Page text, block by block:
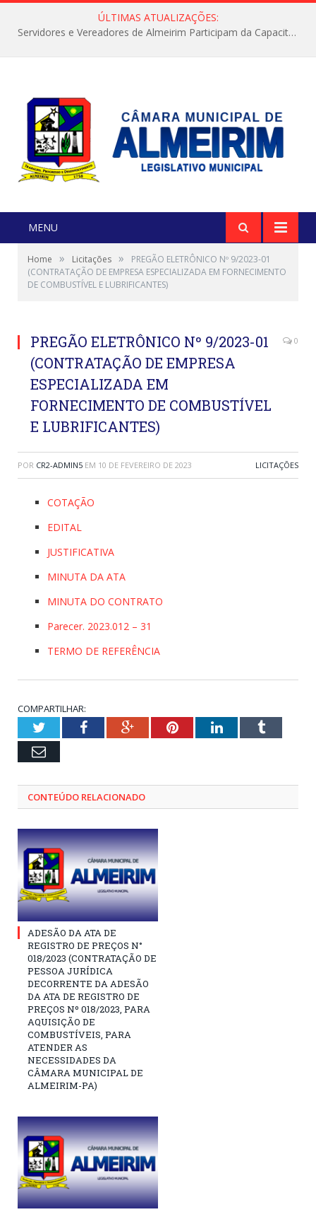
ÚLTIMAS ATUALIZAÇÕES:
Servidores e Vereadores de Almeirim Participam da Capacitação “Orientar é a Nossa Missão”
MENU
Home » Licitações »
PREGÃO ELETRÔNICO Nº 9/2023-01
(CONTRATAÇÃO DE EMPRESA ESPECIALIZADA EM FORNECIMENTO
DE COMBUSTÍVEL E LUBRIFICANTES)
PREGÃO ELETRÔNICO Nº 9/2023-01
(CONTRATAÇÃO DE EMPRESA
ESPECIALIZADA EM
FORNECIMENTO DE COMBUSTÍVEL
E LUBRIFICANTES)
0
POR CR2-ADMIN5 EM 10 DE FEVEREIRO DE 2023 LICITAÇÕES
COTAÇÃO
EDITAL
JUSTIFICATIVA
MINUTA DA ATA
MINUTA DO CONTRATO
Parecer. 2023.012 – 31
TERMO DE REFERÊNCIA
COMPARTILHAR:
TwitterFacebookGoogle+PinterestLinkedInTumblr
Email
CONTEÚDO RELACIONADO
ADESÃO DA ATA DE
REGISTRO DE PREÇOS N°
018/2023 (CONTRATAÇÃO DE
PESSOA JURÍDICA
DECORRENTE DA ADESÃO
DA ATA DE REGISTRO DE
PREÇOS Nº 018/2023, PARA
AQUISIÇÃO DE
COMBUSTÍVEIS, PARA
ATENDER AS
NECESSIDADES DA
CÂMARA MUNICIPAL DE
ALMEIRIM-PA)